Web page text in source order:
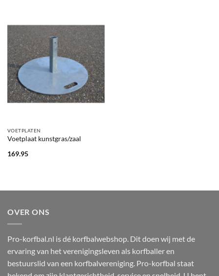
VOETPLATEN
Voetplaat kunstgras/zaal
169.95
OVER ONS
Pro-korfbal.nl is dé korfbalwebshop. Dit doen wij met de
ervaring van het verenigingsleven als korfballer en
bestuurslid van een korfbalvereniging. Pro-korfbal staat